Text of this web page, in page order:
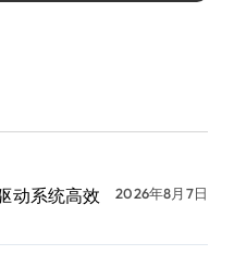
动系统高效
2026年8月7日